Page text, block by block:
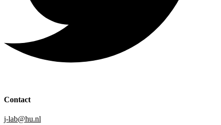
Contact
j-lab@hu.nl